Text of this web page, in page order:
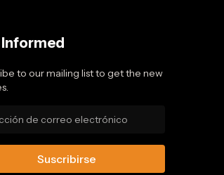
to our mailing list to get the new